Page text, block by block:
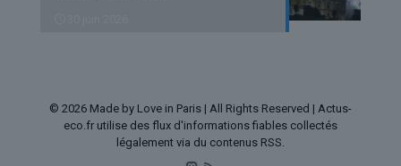
© 2026 Made by Love in Paris | All Rights Reserved | Actus-
eco.fr utilise des flux d'informations fiables collectés
légalement via du contenus RSS.